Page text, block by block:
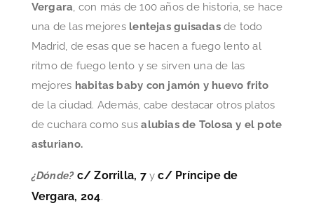
Vergara, con más de 100 años de historia, se hace
una de las mejores lentejas guisadasde todo
Madrid, de esas que se hacen a fuego lento al
ritmo de fuego lento y se sirven una de las
mejores habitas baby con jamón y huevo frito
de la ciudad. Además, cabe destacar otros platos
de cuchara como susalubias de Tolosa y el pote
asturiano.
¿Dónde? c/ Zorrilla, 7yc/ Príncipe de
Vergara, 204.